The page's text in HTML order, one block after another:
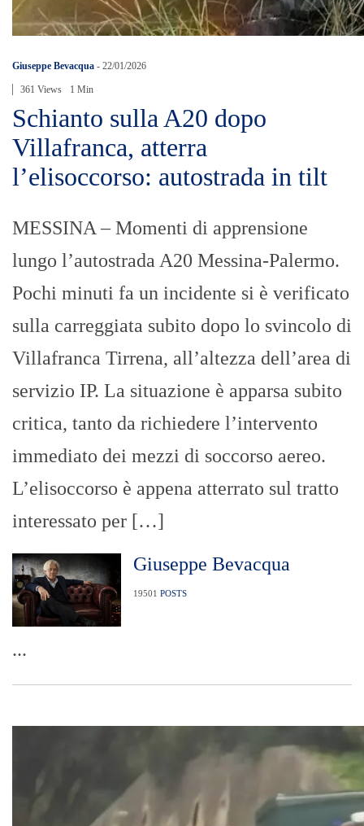
Giuseppe Bevacqua - 22/01/2026
361 Views 1 Min
Schianto sulla A20 dopo
Villafranca, atterra
l’elisoccorso: autostrada in tilt​
MESSINA – Momenti di apprensione
lungo l’autostrada A20 Messina-Palermo.
Pochi minuti fa un incidente si è verificato
sulla carreggiata subito dopo lo svincolo di
Villafranca Tirrena, all’altezza dell’area di
servizio IP. ​La situazione è apparsa subito
critica, tanto da richiedere l’intervento
immediato dei mezzi di soccorso aereo.
L’elisoccorso è appena atterrato sul tratto
interessato per […]
Giuseppe Bevacqua
19501 POSTS
...